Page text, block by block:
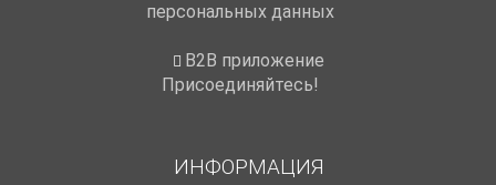
персональных данных
B2B приложение
Присоединяйтесь!
ИНФОРМАЦИЯ